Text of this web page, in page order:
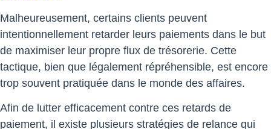
Malheureusement, certains clients peuvent
intentionnellement retarder leurs paiements dans le but
de maximiser leur propre flux de trésorerie. Cette
tactique, bien que légalement répréhensible, est encore
trop souvent pratiquée dans le monde des affaires.
Afin de lutter efficacement contre ces retards de
paiement, il existe plusieurs stratégies de relance qui